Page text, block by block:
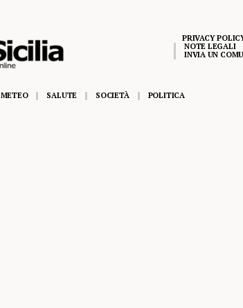
PRIVACY
NOTE LEGALI
INVIA UN
METEO SALUTE SOCIETÀ POLITICA